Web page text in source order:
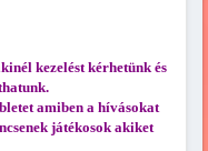
kezelést kérhetünk és
amiben a hívásokat
játékosok akiket